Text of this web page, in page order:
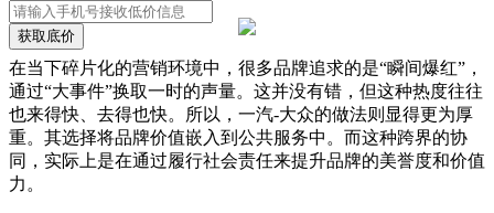
在当下碎片化的营销环境中，很多品牌追求的是“瞬间爆红”，
通过“大事件”换取一时的声量。这并没有错，但这种热度往往
也来得快、去得也快。所以，一汽-大众的做法则显得更为厚
重。其选择将品牌价值嵌入到公共服务中。而这种跨界的协
同，实际上是在通过履行社会责任来提升品牌的美誉度和价值
力。
获取底价